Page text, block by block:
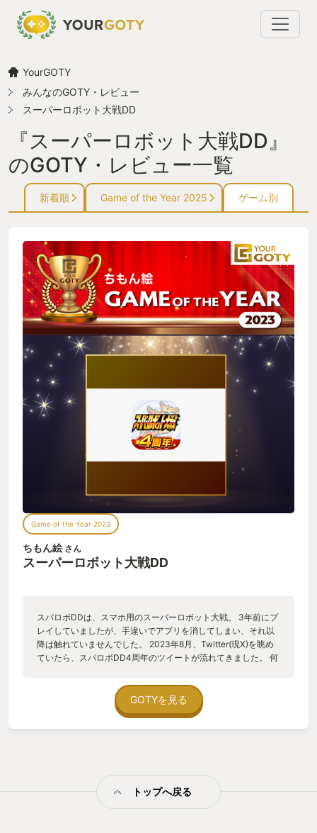
YourGOTY
みんなのGOTY・レビュー
スーパーロボット大戦DD
『スーパーロボット大戦DD』
のGOTY・レビュー一覧
新着順 Game of the Year 2025 ゲーム別
Game of the Year 2023
ちもん絵さん
スーパーロボット大戦DD
スパロボDDは、スマホ用のスーパーロボット大戦。 3年前にプ
レイしていましたが、手違いでアプリを消してしまい、それ以
降は触れていませんでした。 2023年8月、Twitter(現X)を眺め
ていたら、スパロボDD4周年のツイートが流れてきました。 何
当時とは色々変わっていて、さすがに戸惑ってしまいました。
それでも継続してプレイしていたら、だんだん慣れてくるもの
で、当時育てていた真ゲッターも前より強く育ち、気持ちよく
コラボシナリオで彼が介入した世界は、なんとウィンキースパ
GOTYを見る
トップへ戻る